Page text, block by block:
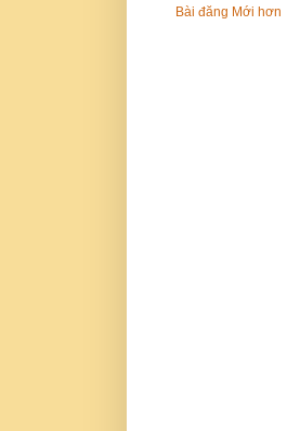
Bài đăng Mới hơn